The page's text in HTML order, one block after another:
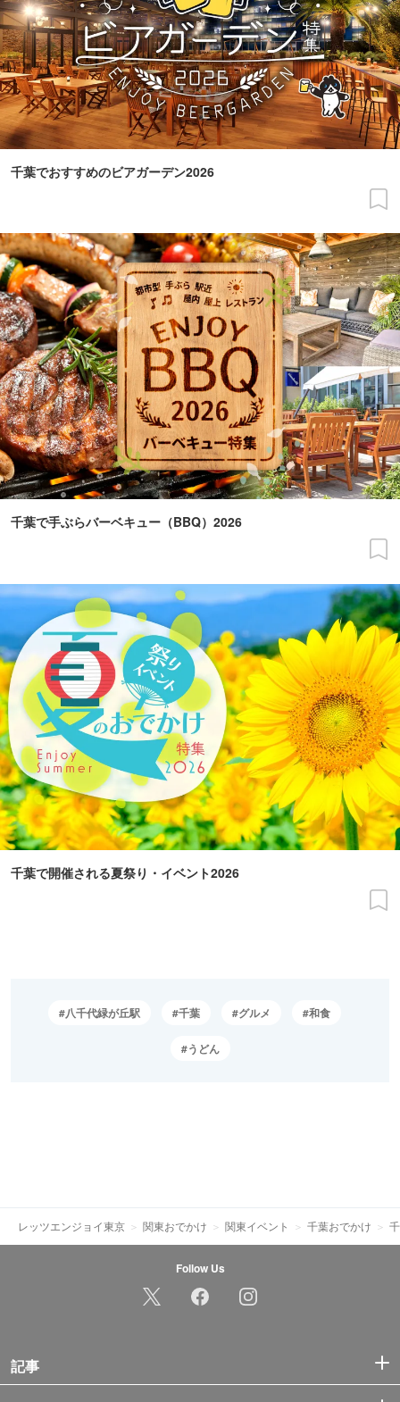
千葉でおすすめのビアガーデン2026
千葉で手ぶらバーベキュー（BBQ）2026
千葉で開催される夏祭り・イベント2026
八千代緑が丘駅 千葉 グルメ 和食
うどん
レッツエンジョイ東京 関東おでかけ 関東イベント 千葉おでかけ
Follow Us
記事